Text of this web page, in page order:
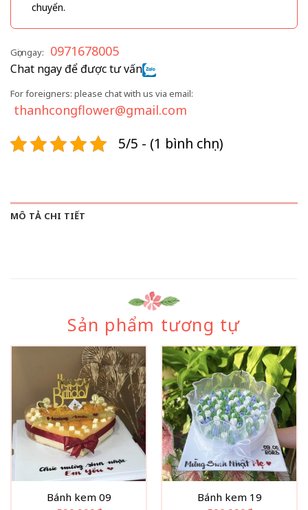
chuyển.
Gọi ngay: 0971678005
Chat ngay để được tư vấn
For foreigners: please chat with us via email:
thanhcongflower@gmail.com
5/5 - (1 bình chọn)
MÔ TẢ CHI TIẾT
Sản phẩm tương tự
Bánh kem 09
Bánh kem 19